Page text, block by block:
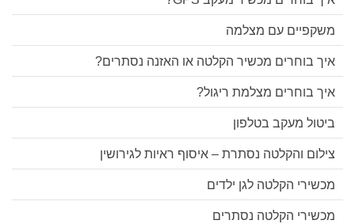
משקפיים עם מצלמה
איך בוחרים מכשיר הקלטה או האזנה נסתרים?
איך בוחרים מצלמת ריגול?
ביטול מעקב בטלפון
צילום והקלטה נסתרת – איסוף ראיות לגירושין
מכשירי הקלטה לגן ילדים
מכשירי הקלטה נסתרים